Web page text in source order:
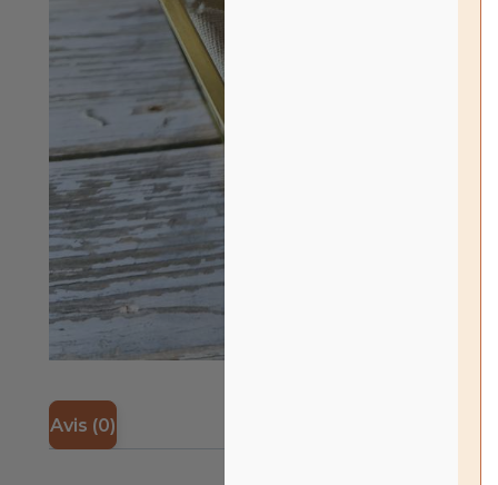
Pour offrir les
pour stocker
technologies
navigation ou
Avis (0)